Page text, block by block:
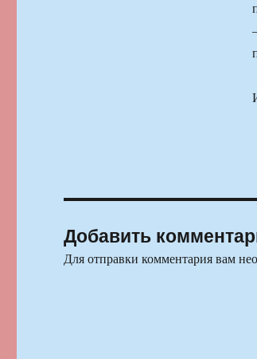
Добавить
Для отправки комментария вам